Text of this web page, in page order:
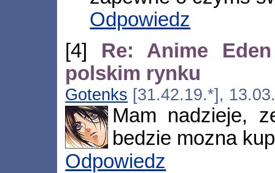
Odpowiedz
[4] Re: Anime
polskim rynku
Gotenks [31.42.19.*],
Mam nadzieje,
bedzie mozna
Odpowiedz